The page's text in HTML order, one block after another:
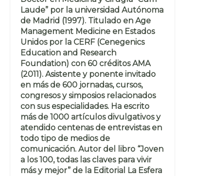
Laude” por la universidad Autónoma
de Madrid (1997). Titulado en Age
Management Medicine en Estados
Unidos por la CERF (Cenegenics
Education and Research
Foundation) con 60 créditos AMA
(2011). Asistente y ponente invitado
en más de 600 jornadas, cursos,
congresos y simposios relacionados
con sus especialidades. Ha escrito
más de 1000 artículos divulgativos y
atendido centenas de entrevistas en
todo tipo de medios de
comunicación. Autor del libro “Joven
a los 100, todas las claves para vivir
más y mejor” de la Editorial La Esfera